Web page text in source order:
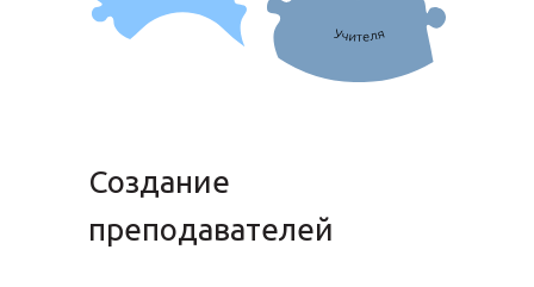
Создание
преподавателей